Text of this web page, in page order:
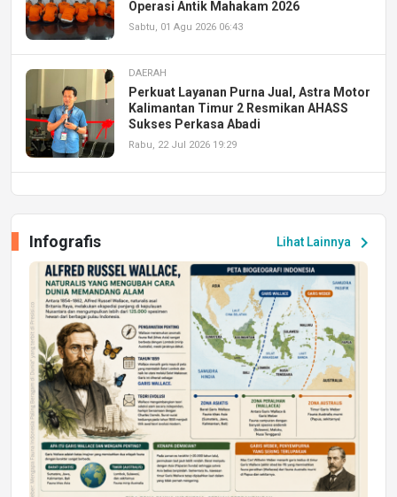
Operasi Antik Mahakam 2026
Sabtu, 01 Agu 2026 06:43
DAERAH
Perkuat Layanan Purna Jual, Astra Motor
Kalimantan Timur 2 Resmikan AHASS
Sukses Perkasa Abadi
Rabu, 22 Jul 2026 19:29
Peluang Kerja dan Magang
Jumat, 17 Jul 2026 22:30
DAERAH
Astra Motor Kalimantan Timur 2 Dukung
Mahasiswa Samarinda dalam Astra
Honda SDGs Future Leaders 2026
Jumat, 10 Jul 2026 19:01
Lihat Lainnya chevron_right
Infografis